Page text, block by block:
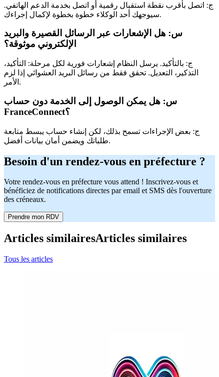
ج: اتصل بأقرب نقطة استقبال رقمية أو اتصل بخدمة الدعم الهاتفي.
سيوجهك أحد الوكلاء خطوة بخطوة لإكمال إجراءك.
س: هل الإشعارات عبر الرسائل القصيرة والبريد
الإلكتروني موثوقة؟
ج: بالتأكيد. يرسل النظام إشعارات فورية لكل مرحلة: التأكيد،
التذكير، التعديل. تحقق فقط من رسائل البريد العشوائي إذا لزم
الأمر.
س: هل يمكن الوصول إلى الخدمة دون حساب
FranceConnect؟
ج: بعض الإجراءات تسمح بذلك، لكن إنشاء حساب يبسط متابعة
طلباتك ويضمن أمان بيانات أفضل.
Besoin d'un rendez-vous en préfecture ?
Votre rendez-vous en préfecture vous attend ! Inscrivez-vous et
bénéficiez de notifications directes par email et SMS dès l'ouverture
des créneaux.
Prendre mon RDV
Articles similairesArticles similaires
Tous les articles